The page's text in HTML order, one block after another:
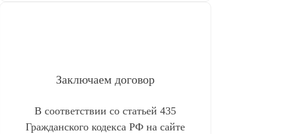
Заключаем договор
В соответствии со статьей 435
Гражданского кодекса РФ на сайте